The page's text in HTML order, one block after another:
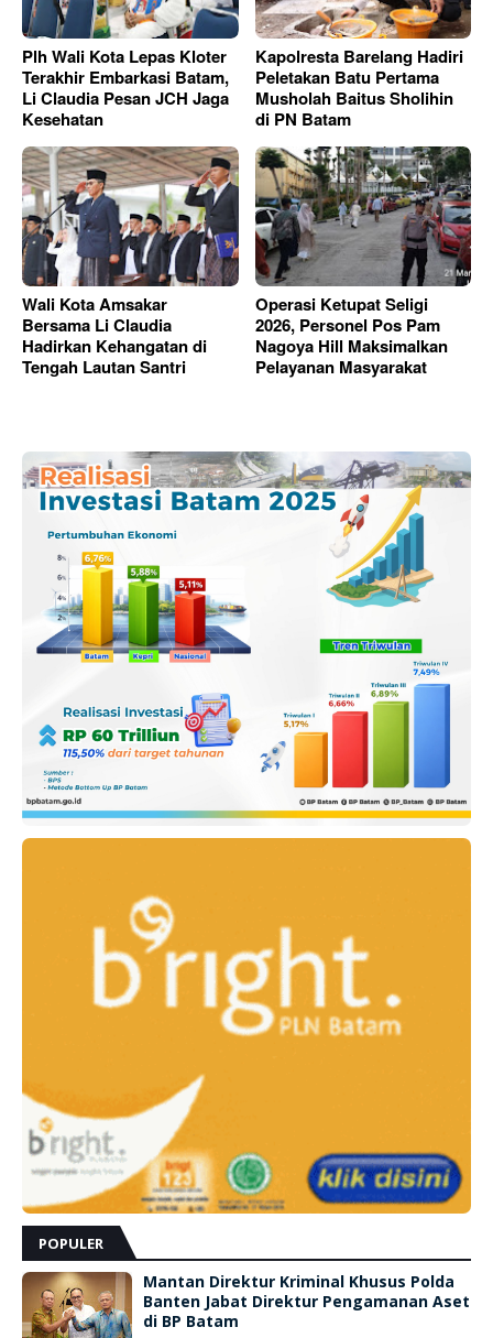
Plh Wali Kota Lepas Kloter
Terakhir Embarkasi Batam,
Li Claudia Pesan JCH Jaga
Kesehatan
Kapolresta Barelang Hadiri
Peletakan Batu Pertama
Musholah Baitus Sholihin
di PN Batam
Wali Kota Amsakar
Bersama Li Claudia
Hadirkan Kehangatan di
Tengah Lautan Santri
Operasi Ketupat Seligi
2026, Personel Pos Pam
Nagoya Hill Maksimalkan
Pelayanan Masyarakat
POPULER
Mantan Direktur Kriminal Khusus Polda
Banten Jabat Direktur Pengamanan Aset
di BP Batam